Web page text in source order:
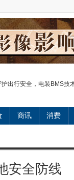
护出行安全，电装BMS技
商讯 消费
安全防线